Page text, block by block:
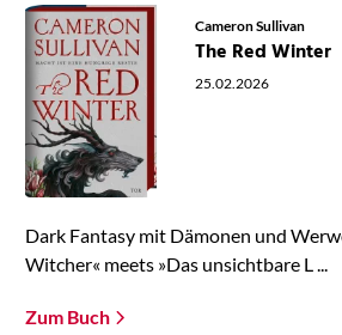
Cameron Sullivan
The Red Winter
25.02.2026
Dark Fantasy mit Dämonen und
Witcher« meets »Das unsichtbare L ...
Zum Buch